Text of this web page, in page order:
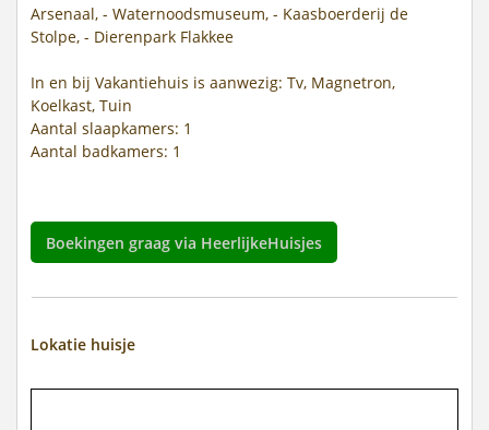
Arsenaal, - Waternoodsmuseum, - Kaasboerderij de
Stolpe, - Dierenpark Flakkee
In en bij Vakantiehuis is aanwezig: Tv, Magnetron,
Koelkast, Tuin
Aantal slaapkamers: 1
Aantal badkamers: 1
Boekingen graag via HeerlijkeHuisjes
Lokatie huisje